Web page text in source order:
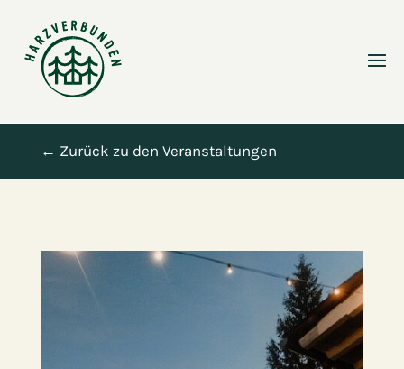
← Zurück zu den Veranstaltungen